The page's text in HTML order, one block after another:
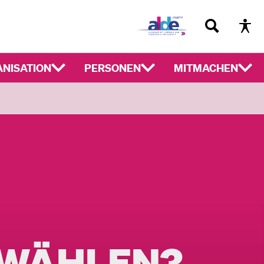
PERSONEN MITMACHEN